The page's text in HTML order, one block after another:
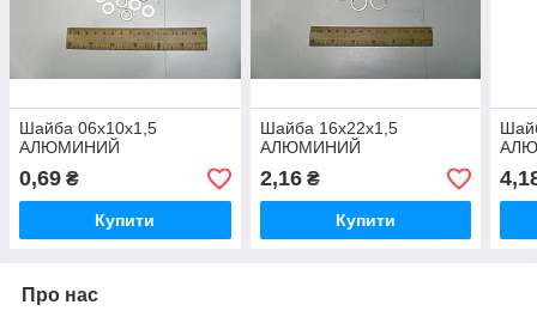
Шайба 06х10х1,5
АЛЮМИНИЙ
0,69 ₴
Купити
Шайба 16х22х1,5
АЛЮМИНИЙ
2,16₴
Купити
Про нас